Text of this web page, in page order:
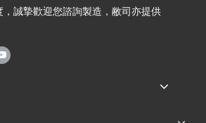
誠摯歡迎您諮詢製造，敝司亦提供